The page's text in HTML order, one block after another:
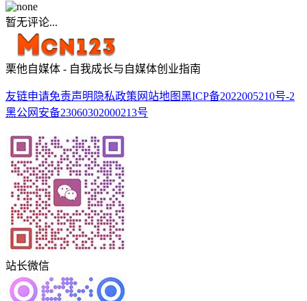
暂无评论...
栗他自媒体 - 自我成长与自媒体创业指南
友链申请免责声明 隐私政策 网站地图黑ICP备2022005210号-2
黑公网安备23060302000213号
站长微信